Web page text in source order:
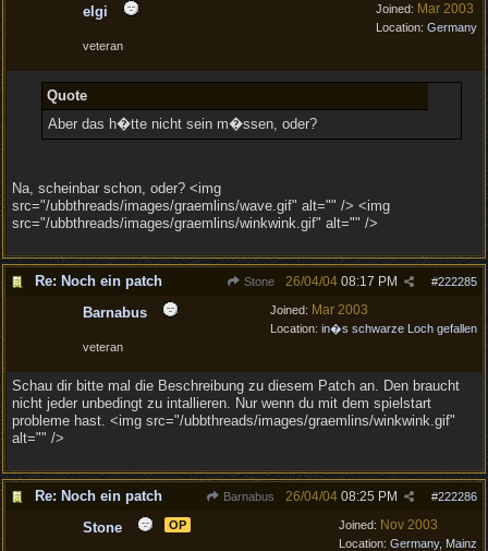
Joined: Mar 2003
Location: Germany
elgi
veteran
Quote
Aber das h�tte nicht sein m�ssen, oder?
Na, scheinbar schon, oder? <img
src="/ubbthreads/images/graemlins/wave.gif" alt="" /> <img
src="/ubbthreads/images/graemlins/winkwink.gif" alt="" />
Re: Noch ein patch Stone #222285
26/04/04 08:17 PM
Joined: Mar 2003
Location: in�s schwarze Loch gefallen
Barnabus
veteran
Schau dir bitte mal die Beschreibung zu diesem Patch an. Den braucht
nicht jeder unbedingt zu intallieren. Nur wenn du mit dem spielstart
probleme hast. <img src="/ubbthreads/images/graemlins/winkwink.gif"
alt="" />
Re: Noch ein patch Barnabus #222286
26/04/04 08:25 PM
Joined: Nov 2003
Location: Germany, Mainz
Stone OP